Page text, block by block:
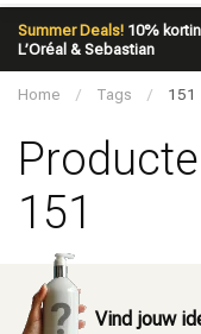
Summer Deals! 10%
L’Oréal & Sebastian
Merken
Home / Tags / 151
151
Vind jouw